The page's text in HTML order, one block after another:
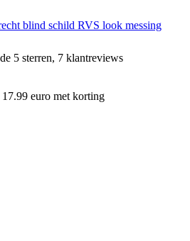
blind schild RVS look messing
5 sterren, 7 klantreviews
euro met korting